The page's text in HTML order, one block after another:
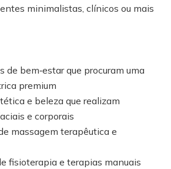
minimalistas, clínicos ou mais
de bem‑estar que procuram uma
premium
e beleza que realizam
e corporais
massagem terapêutica e
fisioterapia e terapias manuais